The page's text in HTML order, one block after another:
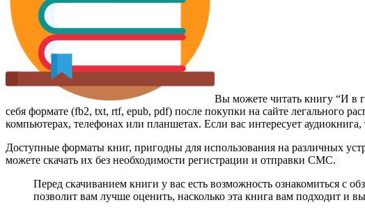
Вы можете читать книгу “И в
себя формате (fb2, txt, rtf, epub, pdf) после покупки на сайте легального
компьютерах, телефонах или планшетах. Если вас интересует
Доступные форматы книг, пригодны для использования на различных
можете скачать их без необходимости регистрации и отправки СМС.
Перед скачиванием книги у вас есть возможность ознакомиться с
позволит вам лучше оценить, насколько эта книга вам подходит и